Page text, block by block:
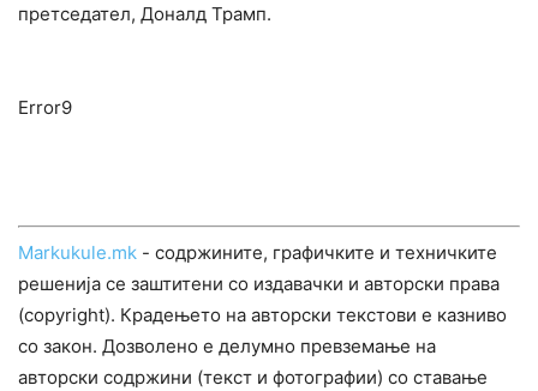
претседател, Доналд Трамп.
Error9
Markukule.mk - содржините, графичките и техничките
решенија се заштитени со издавачки и авторски права
(copyright). Крадењето на авторски текстови е казниво
со закон. Дозволено е делумно превземање на
авторски содржини (текст и фотографии) со ставање